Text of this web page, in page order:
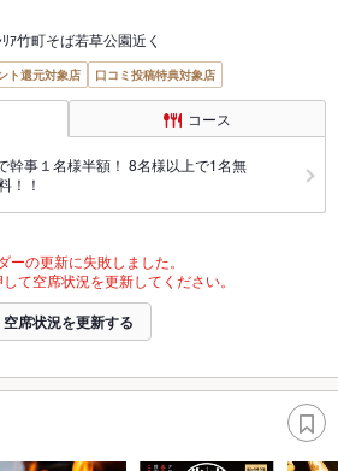
ｱ竹町そば若草公園近く
ト還元対象店 口コミ投稿特典対象店
コース
幹事１名様半額！ 8名様以上で1名無
！！
ーの更新に失敗しました。
て空席状況を更新してください。
空席状況を更新する